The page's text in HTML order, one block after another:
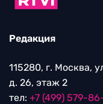
Редакция
115280, г. Москва,
д. 26, этаж 2
тел: +7 (499) 579-